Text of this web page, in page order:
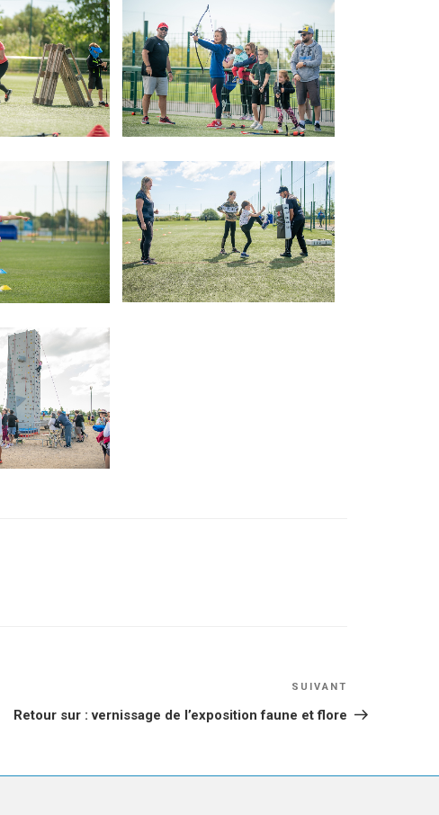
SUIVANT
Retour sur : vernissage de l’exposition faune et flore